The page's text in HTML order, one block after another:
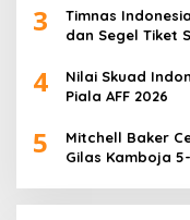
3
Timnas
dan Segel Tiket
4
Nilai Skuad
Piala AFF 2026
5
Mitchell Baker
Gilas Kamboja